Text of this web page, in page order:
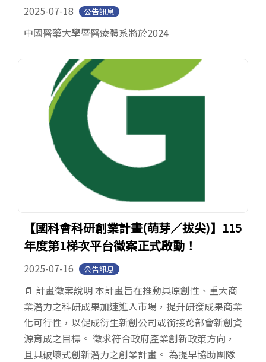
2025-07-18 公告訊息
中國醫藥大學暨醫療體系將於2024
【國科會科研創業計畫(萌芽／拔尖)】115
年度第1梯次平台徵案正式啟動！
2025-07-16 公告訊息
📄 計畫徵案說明 本計畫旨在推動具原創性、重大商
業潛力之科研成果加速進入市場，提升研發成果商業
化可行性，以促成衍生新創公司或銜接跨部會新創資
源育成之目標。 徵求符合政府產業創新政策方向，
且具破壞式創新潛力之創業計畫。 為提早協助團隊